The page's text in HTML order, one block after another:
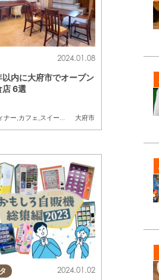
理や飲み放題の設定もあ
人さまから、家族連れ、
お客様まで、 幅広くご
大府市
2024.01.08
以内に大府市でオープン
店 6選
ナー カフェ スイーツ 開店,家族
2024.01.02